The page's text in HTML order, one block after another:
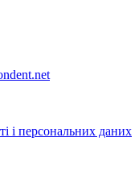
і персональних даних